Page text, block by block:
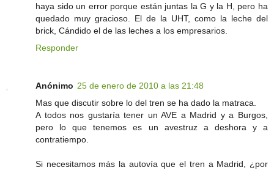
haya sido un error porque están juntas la G y la H, pero ha
quedado muy gracioso. El de la UHT, como la leche del
brick, Cándido el de las leches a los empresarios.
Responder
Anónimo 25 de enero de 2010 a las 21:48
Mas que discutir sobre lo del tren se ha dado la matraca.
A todos nos gustaría tener un AVE a Madrid y a Burgos,
pero lo que tenemos es un avestruz a deshora y a
contratiempo.
Si necesitamos más la autovía que el tren a Madrid, ¿por